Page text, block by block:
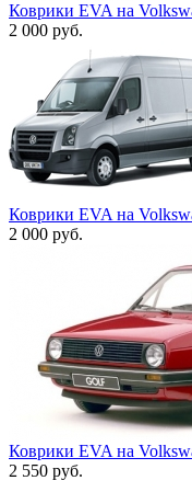
Коврики EVA на
2 000 руб.
Коврики EVA на
2 000 руб.
Коврики EVA на
2 550 руб.